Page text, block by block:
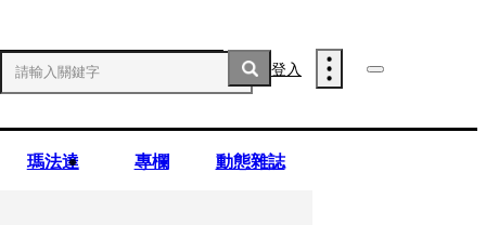
登入
瑪法達 專欄 動態雜誌